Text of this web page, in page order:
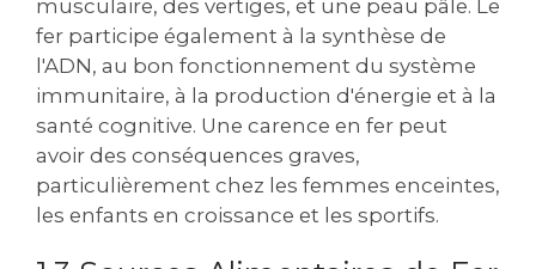
musculaire‚ des vertiges‚ et une peau pâle. Le
fer participe également à la synthèse de
l'ADN‚ au bon fonctionnement du système
immunitaire‚ à la production d'énergie et à la
santé cognitive. Une carence en fer peut
avoir des conséquences graves‚
particulièrement chez les femmes enceintes‚
les enfants en croissance et les sportifs.